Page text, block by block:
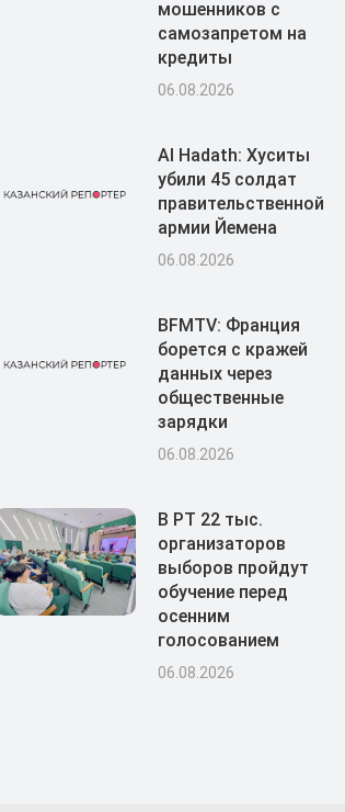
мошенников с
самозапретом на
кредиты
06.08.2026
Al Hadath: Хуситы
убили 45 солдат
правительственной
армии Йемена
06.08.2026
BFMTV: Франция
борется с кражей
данных через
общественные
зарядки
06.08.2026
В РТ 22 тыс.
организаторов
выборов пройдут
обучение перед
осенним
голосованием
06.08.2026